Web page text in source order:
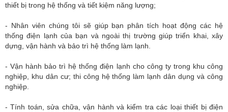
thiết bị trong hệ thống và tiết kiệm năng lượng;
- Nhân viên chúng tôi sẽ giúp bạn phân tích hoạt động các hệ
thống điện lạnh của bạn và ngoài thị trường giúp triển khai, xây
dựng, vận hành và bảo trì hệ thống làm lạnh.
- Vận hành bảo trì hệ thống điện lạnh cho công ty trong khu công
nghiệp, khu dân cư; thi công hệ thống làm lạnh dân dụng và công
nghiệp.
- Tính toán, sửa chữa, vận hành và kiểm tra các loại thiết bị điện